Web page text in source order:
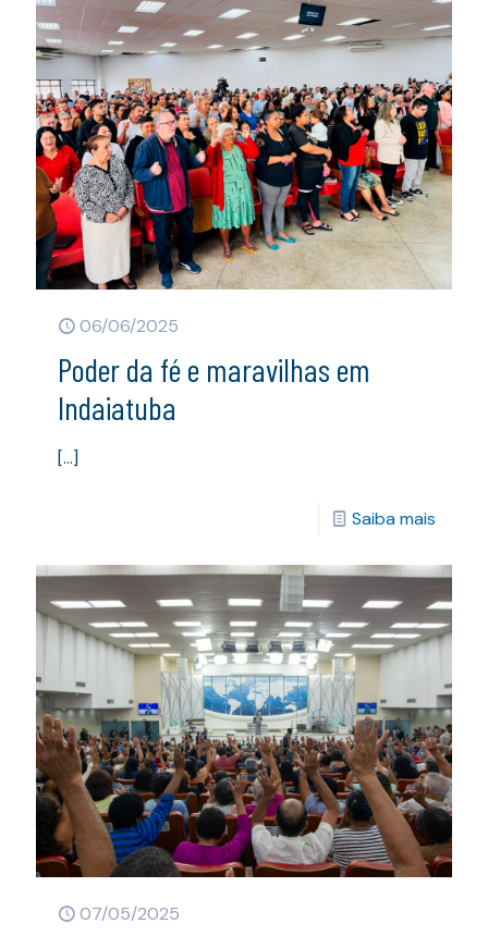
06/06/2025
Poder da fé e maravilhas em
Indaiatuba
[…]
Saiba mais
07/05/2025